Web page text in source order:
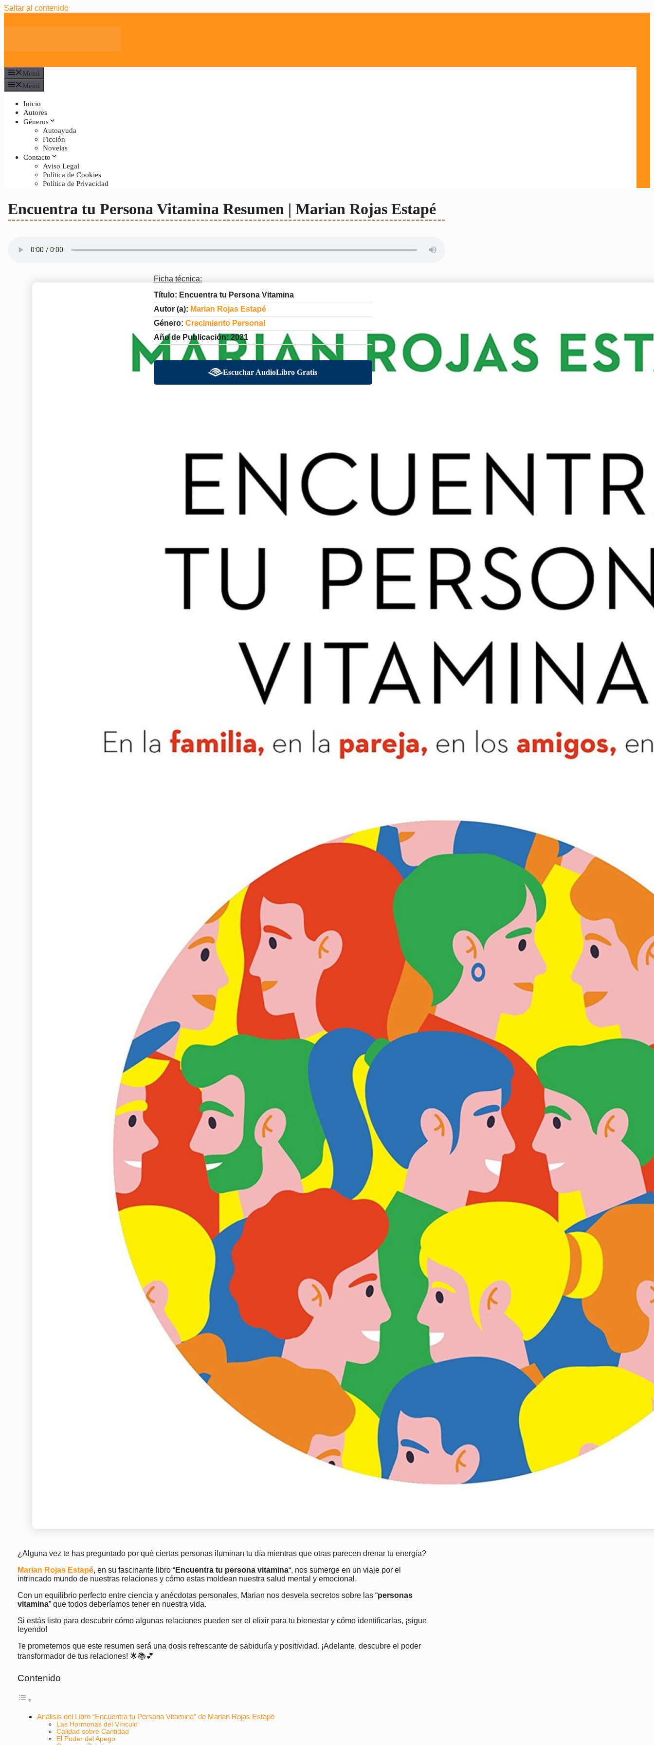
Saltar al contenido
Menú
Menú
Inicio
Autores
Géneros
Autoayuda
Ficción
Novelas
Contacto
Aviso Legal
Política de Cookies
Política de Privacidad
Encuentra tu Persona Vitamina Resumen | Marian Rojas Estapé
Ficha técnica:
Título: Encuentra tu Persona Vitamina
Autor (a): Marian Rojas Estapé
Género: Crecimiento Personal
Año de Publicación: 2021
Escuchar AudioLibro Gratis
¿Alguna vez te has preguntado por qué ciertas personas iluminan tu día mientras que otras parecen drenar tu energía?
Marian Rojas Estapé, en su fascinante libro “Encuentra tu persona vitamina“, nos sumerge en un viaje por el
intrincado mundo de nuestras relaciones y cómo estas moldean nuestra salud mental y emocional.
Con un equilibrio perfecto entre ciencia y anécdotas personales, Marian nos desvela secretos sobre las “personas
vitamina” que todos deberíamos tener en nuestra vida.
Si estás listo para descubrir cómo algunas relaciones pueden ser el elixir para tu bienestar y cómo identificarlas, ¡sigue
leyendo!
Te prometemos que este resumen será una dosis refrescante de sabiduría y positividad. ¡Adelante, descubre el poder
transformador de tus relaciones! 🌟📚💕
Contenido
Análisis del Libro “Encuentra tu Persona Vitamina” de Marian Rojas Estapé
Las Hormonas del Vínculo
Calidad sobre Cantidad
El Poder del Apego